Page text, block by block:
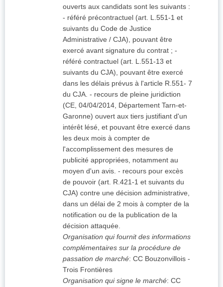
ouverts aux candidats sont les suivants :
- référé précontractuel (art. L.551-1 et
suivants du Code de Justice
Administrative / CJA), pouvant être
exercé avant signature du contrat ; -
référé contractuel (art. L.551-13 et
suivants du CJA), pouvant être exercé
dans les délais prévus à l'article R.551- 7
du CJA. - recours de pleine juridiction
(CE, 04/04/2014, Département Tarn-et-
Garonne) ouvert aux tiers justifiant d'un
intérêt lésé, et pouvant être exercé dans
les deux mois à compter de
l'accomplissement des mesures de
publicité appropriées, notamment au
moyen d'un avis. - recours pour excès
de pouvoir (art. R.421-1 et suivants du
CJA) contre une décision administrative,
dans un délai de 2 mois à compter de la
notification ou de la publication de la
décision attaquée.
Organisation qui fournit des informations
complémentaires sur la procédure de
passation de marché: CC Bouzonvillois -
Trois Frontières
Organisation qui signe le marché: CC